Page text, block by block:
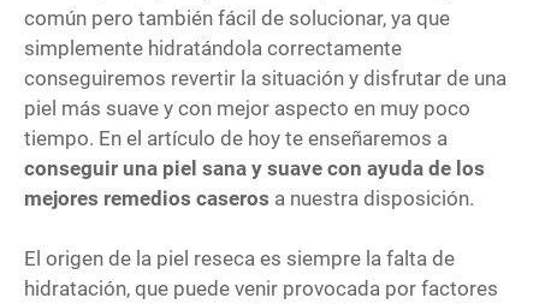
común pero también fácil de solucionar, ya que
simplemente hidratándola correctamente
conseguiremos revertir la situación y disfrutar de una
piel más suave y con mejor aspecto en muy poco
tiempo. En el artículo de hoy te enseñaremos a
conseguir una piel sana y suave con ayuda de los
mejores remedios caseros a nuestra disposición.
El origen de la piel reseca es siempre la falta de
hidratación, que puede venir provocada por factores